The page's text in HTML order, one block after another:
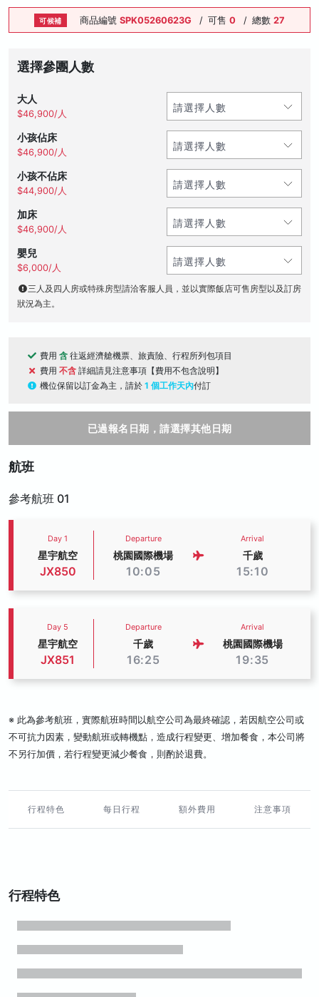
可候補 商品編號 SPK05260623G / 可售 0 / 總數 27
選擇參團人數
大人
$46,900/人
小孩佔床
$46,900/人
小孩不佔床
$44,900/人
加床
$46,900/人
嬰兒
$6,000/人
三人及四人房或特殊房型請洽客服人員，並以實際飯店可售房型以及訂房
狀況為主。
費用 含 往返經濟艙機票、旅責險、行程所列包項目
費用 不含 詳細請見注意事項【費用不包含說明】
機位保留以訂金為主，請於 1 個工作天內付訂
已過報名日期，請選擇其他日期
航班
參考航班 01
Day 1
星宇航空
JX850
Departure
桃園國際機場
10:05
Arrival
千歲
15:10
Day 5
星宇航空
JX851
Departure
千歲
16:25
Arrival
桃園國際機場
19:35
※ 此為參考航班，實際航班時間以航空公司為最終確認，若因航空公司或
不可抗力因素，變動航班或轉機點，造成行程變更、增加餐食，本公司將
不另行加價，若行程變更減少餐食，則酌於退費。
行程特色 每日行程 額外費用 注意事項
行程特色